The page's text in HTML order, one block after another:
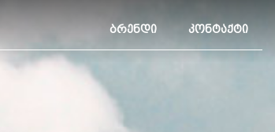
ᲑᲠᲔᲜᲓᲘ ᲙᲝᲜᲢᲐᲥᲢᲘ